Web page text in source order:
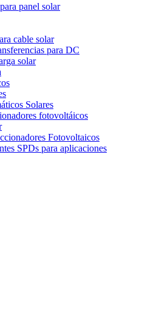
panel solar
cable solar
para DC
solar
Solares
fotovoltáicos
Fotovoltaicos
SPDs para aplicaciones